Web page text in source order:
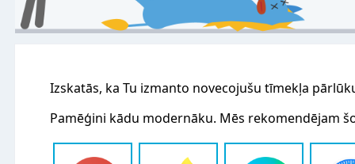
Izskatās, ka Tu izmanto novecojušu tīmekļa
Pamēģini kādu modernāku. Mēs rekomendējam